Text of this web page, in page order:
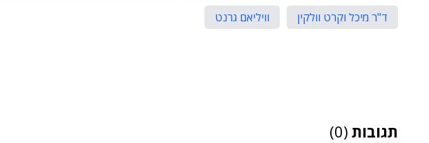
ד"ר מיכל וקרט וולקין
וויליאם גרנט
תגובות (0)